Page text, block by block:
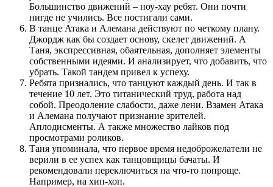
Большинство движений – ноу-хау ребят. Они почти
нигде не учились. Все постигали сами.
В танце Атака и Алемана действуют по четкому плану.
Джордж как бы создает основу, скелет движений. А
Таня, экспрессивная, обаятельная, дополняет элементы
собственными идеями. И анализирует, что добавить, что
убрать. Такой тандем привел к успеху.
Ребята признались, что танцуют каждый день. И так в
течение 10 лет. Это титанический труд, работа над
собой. Преодоление слабости, даже лени. Взамен Атака
и Алемана получают признание зрителей.
Аплодисменты. А также множество лайков под
просмотрами роликов.
Таня упоминала, что первое время недоброжелатели не
верили в ее успех как танцовщицы бачаты. И
рекомендовали переключиться на что-то попроще.
Например, на хип-хоп.